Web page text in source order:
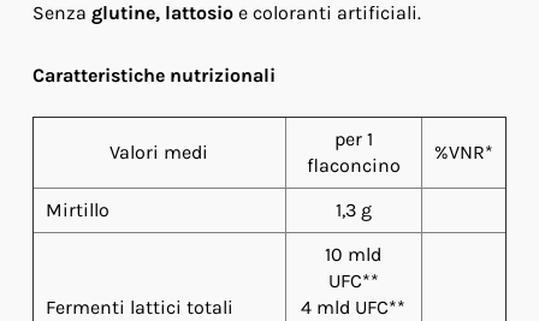
Senza glutine, lattosioe coloranti artificiali.
Caratteristiche nutrizionali
Valori medi
per 1
flaconcino
%VNR*
Mirtillo 1,3 g
Fermenti lattici totali
10 mld
UFC**
4 mld UFC**